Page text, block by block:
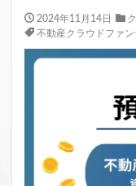
2024年11月14日
不動産クラウドファ
クラウファンディ
デジタル証券
不動産クラウドフ
クラウドファンデ
クラウドファンデ